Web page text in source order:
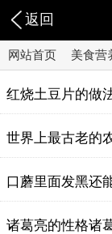
返回
网站首页 美食营
红烧土豆片的做
世界上最古老的
口蘑里面发黑还
诸葛亮的性格诸